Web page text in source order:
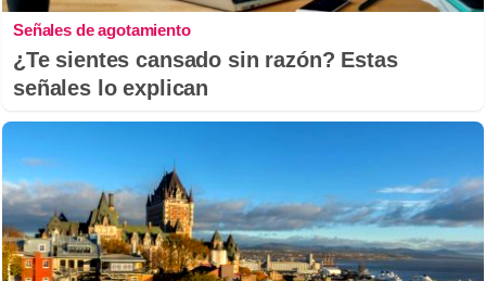
Señales de agotamiento
¿Te sientes cansado sin razón? Estas
señales lo explican